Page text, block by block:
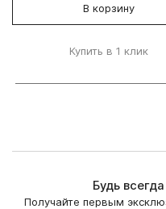
В корзину
Купить в 1 клик
Будь
Получайте первым